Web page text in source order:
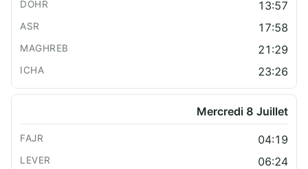
13:57
17:58
21:29
23:26
Mercredi 8 Juillet
04:19
06:24